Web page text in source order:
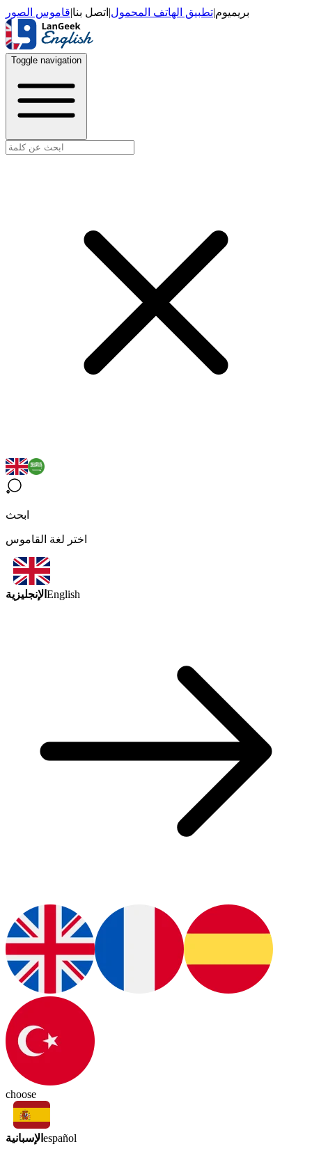
بريميوم|تطبيق الهاتف المحمول| اتصل بنا|قاموس الصور
Toggle navigation
ابحث
اختر لغة القاموس
الإنجليزية English
choose
الإسبانية español